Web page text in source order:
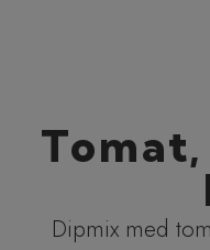
Dipmix med